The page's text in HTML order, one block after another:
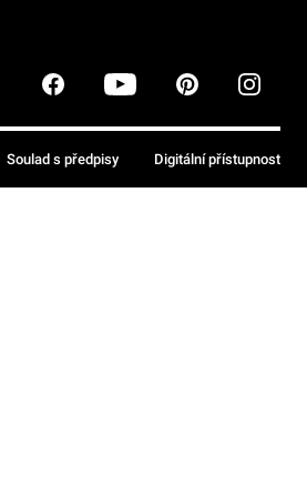
Soulad s předpisy Digitální přístupnost